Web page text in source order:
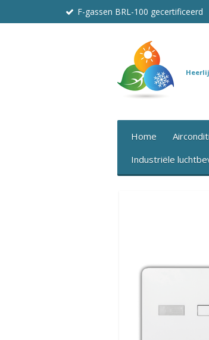
F-gassen BRL-100 gecertificeerd
Home
Industriële